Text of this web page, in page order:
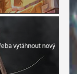
vytáhnout nový